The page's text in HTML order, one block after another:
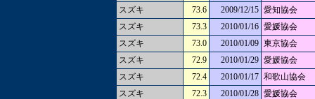
スズキ
73.6 2009/12/15 愛知協会
スズキ
73.3 2010/01/16 愛媛協会
スズキ
73.0 2010/01/09 東京協会
スズキ
72.9 2010/01/29 愛媛協会
スズキ
72.4 2010/01/17 和歌山協会
スズキ
72.3 2010/01/28 愛媛協会